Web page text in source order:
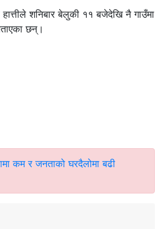
शनिबार बेलुकी ११ बजेदेखि नै गाउँमा
छन्।
कम र जनताको घरदैलोमा बढी